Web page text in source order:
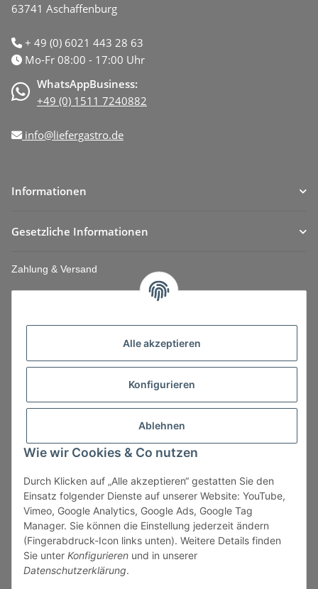
Alle akzeptieren
Konfigurieren
Ablehnen
Wie wir Cookies & Co nutzen
Durch Klicken auf „Alle akzeptieren“ gestatten Sie den
Einsatz folgender Dienste auf unserer Website: YouTube,
Vimeo, Google Analytics, Google Ads, Google Tag
Manager. Sie können die Einstellung jederzeit ändern
(Fingerabdruck-Icon links unten). Weitere Details finden
Sie unter Konfigurieren und in unserer
Datenschutzerklärung.
63741 Aschaffenburg
+ 49 (0) 6021 443 28 63
Mo-Fr 08:00 - 17:00 Uhr
WhatsAppBusiness:
+49 (0) 1511 7240882
info@liefergastro.de
Informationen
Gesetzliche Informationen
Zahlung & Versand
Vertrag widerrufen
* Alle Preise zzgl. gesetzlicher USt., zzgl.